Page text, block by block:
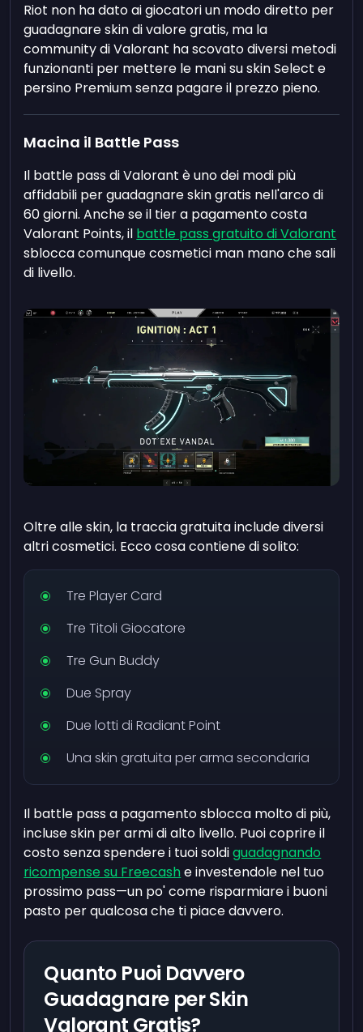
Riot non ha dato ai giocatori un modo diretto per
guadagnare skin di valore gratis, ma la
community di Valorant ha scovato diversi metodi
funzionanti per mettere le mani su skin Select e
persino Premium senza pagare il prezzo pieno.
Macina il Battle Pass
Il battle pass di Valorant è uno dei modi più
affidabili per guadagnare skin gratis nell'arco di
60 giorni. Anche se il tier a pagamento costa
Valorant Points, il battle pass gratuito di Valorant
sblocca comunque cosmetici man mano che sali
di livello.
Oltre alle skin, la traccia gratuita include diversi
altri cosmetici. Ecco cosa contiene di solito:
Tre Player Card
Tre Titoli Giocatore
Tre Gun Buddy
Due Spray
Due lotti di Radiant Point
Una skin gratuita per arma secondaria
Il battle pass a pagamento sblocca molto di più,
incluse skin per armi di alto livello. Puoi coprire il
costo senza spendere i tuoi soldiguadagnando
ricompense su Freecashe investendole nel tuo
prossimo pass—un po' come risparmiare i buoni
pasto per qualcosa che ti piace davvero.
Quanto Puoi Davvero
Guadagnare per Skin
Valorant Gratis?